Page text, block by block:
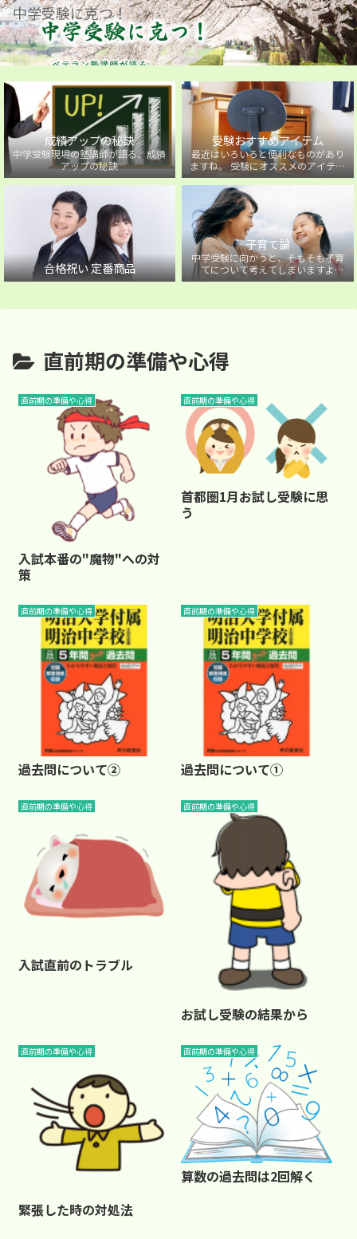
中学受験に克つ！
成績アップの秘訣
中学受験現場の塾講師が語る、成績
アップの秘訣
受験おすすめアイテム
最近はいろいろと便利なものがあり
ますね。 受験にオススメのアイテム
を紹介しています。
合格祝い 定番商品
子育て論
中学受験に向かうと、そもそも子育
てについて考えてしまいますよ
ね・・・。中学受験に向かうお子様
直前期の準備や心得
直前期の準備や心得
入試本番の"魔物"への対
策
直前期の準備や心得
首都圏1月お試し受験に思
う
直前期の準備や心得
過去問について②
直前期の準備や心得
過去問について①
直前期の準備や心得
入試直前のトラブル
直前期の準備や心得
お試し受験の結果から
直前期の準備や心得
緊張した時の対処法
直前期の準備や心得
算数の過去問は2回解く